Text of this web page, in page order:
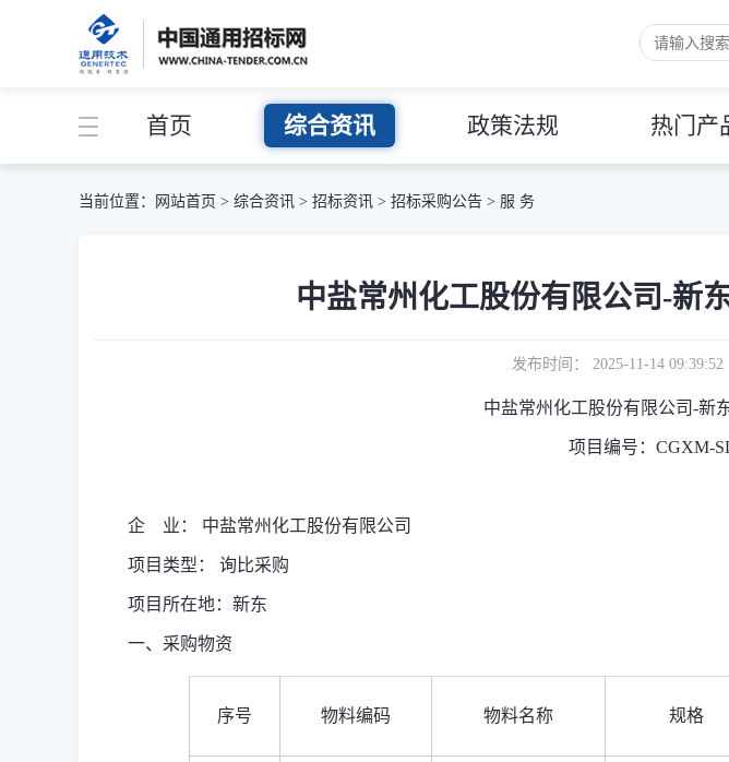
首页 综合资讯 政策法规 热门产
当前位置： 网站首页 > 综合资讯 > 招标资讯 > 招标采购公告 > 服 务
中盐常州化工股份有限公司-新
发布时间： 2025-11-14
中盐常州化工股份有限公司-新
项目编号：CGXM-
企 业： 中盐常州化工股份有限公司
项目类型： 询比采购
项目所在地：新东
一、采购物资
序号 物料编码 物料名称 规格